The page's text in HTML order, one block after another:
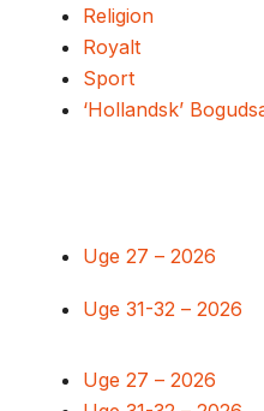
Religion
Royalt
Sport
‘Hollandsk’
Uge 27 – 2026
Uge 31-32 – 2026
Uge 27 – 2026